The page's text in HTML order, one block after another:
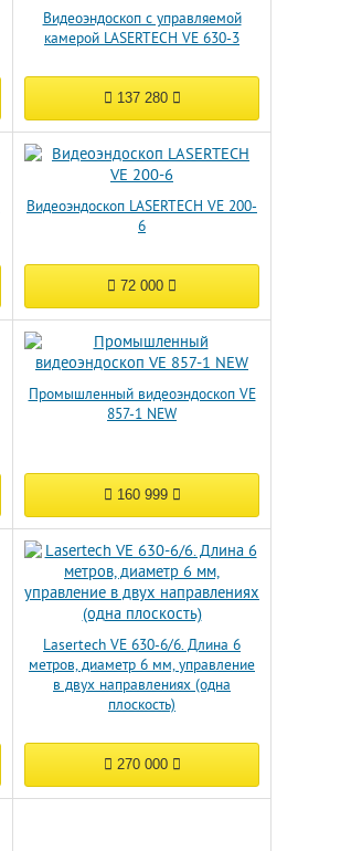
Видеоэндоскоп с управляемой
камерой LASERTECH VE 630-3
137 280
Видеоэндоскоп LASERTECH VE 200-
6
72 000
Промышленный видеоэндоскоп VE
857-1 NEW
160 999
Lasertech VE 630-6/6. Длина 6
метров, диаметр 6 мм, управление
в двух направлениях (одна
плоскость)
270 000